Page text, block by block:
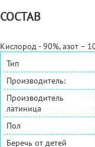
СОСТАВ
Кислород - 90%, азот –
Тип
Производитель:
Производитель
латиница
Пол
Беречь от детей